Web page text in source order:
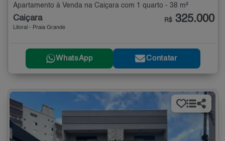
Apartamento à Venda na Caiçara com 1 quarto - 38 m²
Caiçara
Litoral - Praia Grande
R$ 325.000
WhatsApp Contatar